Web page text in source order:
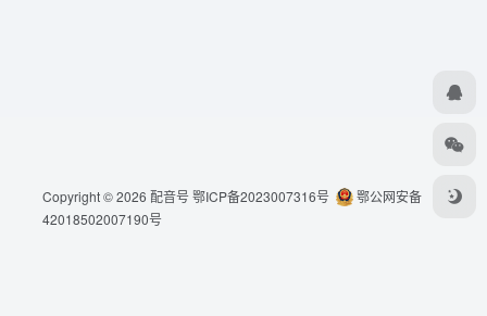
Copyright © 2026 配音号鄂ICP备2023007316号
鄂公网安备
42018502007190号